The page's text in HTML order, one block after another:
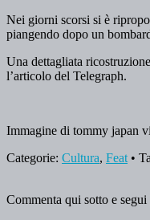
Nei giorni scorsi si è
piangendo dopo un
Una dettagliata
l’articolo del Telegraph.
Immagine di tommy japan
Categorie: Cultura, Feat •
Commenta qui sotto e segui